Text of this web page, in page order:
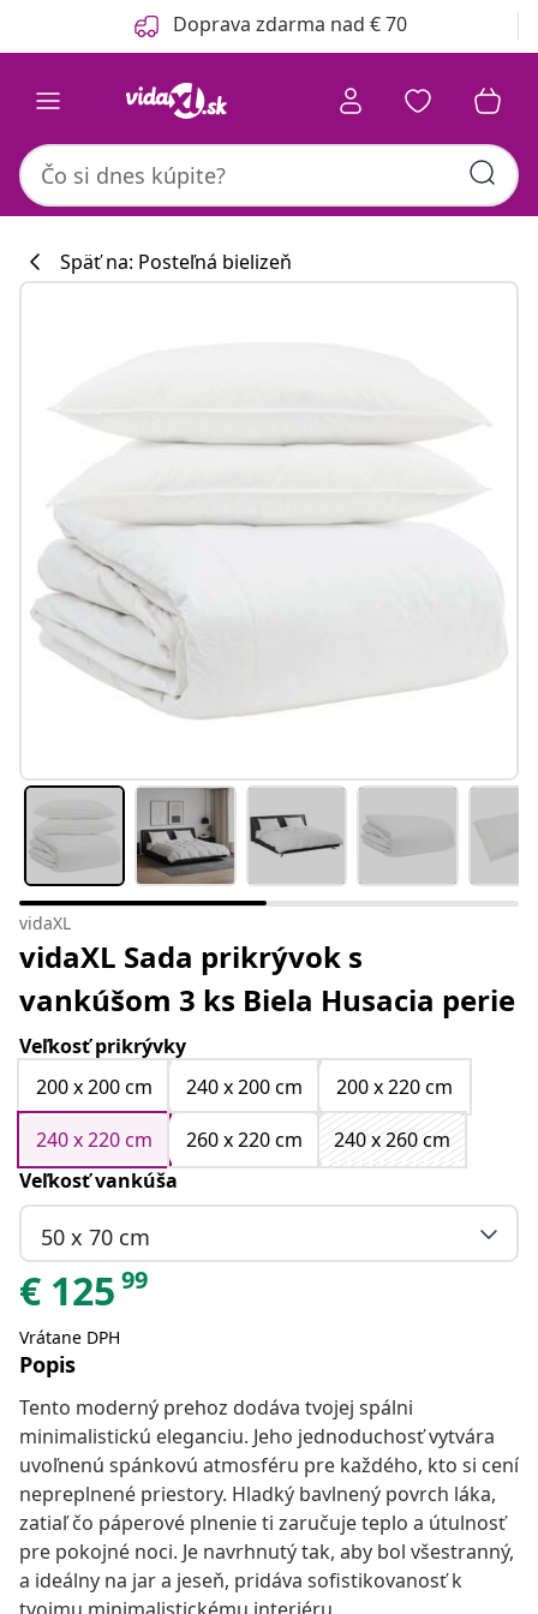
Predchádzajúce Doprava zdarma nad € 70
Späť na: Posteľná bielizeň
vidaXL
vidaXL Sada prikrývok s
vankúšom 3 ks Biela Husacia perie
Veľkosť prikrývky
200 x 200 cm
240 x 200 cm
200 x 220 cm
240 x 220 cm
260 x 220 cm
240 x 260 cm
Veľkosť vankúša
50 x 70 cm
€ 125 99
Vrátane DPH
Popis
Tento moderný prehoz dodáva tvojej spálni
minimalistickú eleganciu. Jeho jednoduchosť vytvára
uvoľnenú spánkovú atmosféru pre každého, kto si cení
nepreplnené priestory. Hladký bavlnený povrch láka,
zatiaľ čo páperové plnenie ti zaručuje teplo a útulnosť
pre pokojné noci. Je navrhnutý tak, aby bol všestranný,
a ideálny na jar a jeseň, pridáva sofistikovanosť k